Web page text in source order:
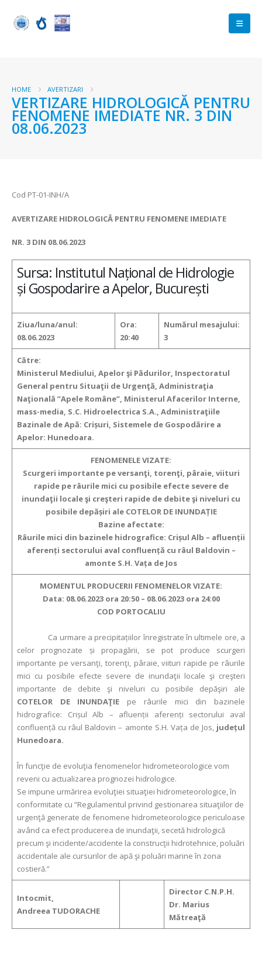
HOME AVERTIZARI
VERTIZARE HIDROLOGICĂ PENTRU
FENOMENE IMEDIATE NR. 3 DIN
08.06.2023
Cod PT-01-INH/A
AVERTIZARE HIDROLOGICĂ PENTRU FENOMENE IMEDIATE
NR. 3 DIN 08.06.2023
Sursa: Institutul Național de Hidrologie
și Gospodarire a Apelor, București
Ziua/luna/anul:
08.06.2023
Ora:
20:40
Numărul mesajului:
3
Către:
Ministerul Mediului, Apelor şi Pădurilor, Inspectoratul
General pentru Situaţii de Urgenţă, Administraţia
Naţională ”Apele Române”, Ministerul Afacerilor Interne,
mass-media, S.C. Hidroelectrica S.A., Administraţiile
Bazinale de Apă: Crișuri, Sistemele de Gospodărire a
Apelor: Hunedoara.
FENOMENELE VIZATE:
Scurgeri importante pe versanţi, torenţi, pâraie, viituri
rapide pe râurile mici cu posibile efecte severe de
inundaţii locale şi creşteri rapide de debite şi niveluri cu
posibile depășiri ale COTELOR DE INUNDAȚIE
Bazine afectate:
Râurile mici din bazinele hidrografice: Crișul Alb – afluenții
aferenți sectorului aval confluență cu râul Baldovin –
amonte S.H. Vața de Jos
MOMENTUL PRODUCERII FENOMENELOR VIZATE:
Data: 08.06.2023 ora 20:50 – 08.06.2023 ora 24:00
COD PORTOCALIU
Ca urmare a precipitațiilor înregistrate în ultimele ore, a
celor prognozate și propagării, se pot produce scurgeri
importante pe versanţi, torenţi, pâraie, viituri rapide pe râurile
mici cu posibile efecte severe de inundaţii locale şi creşteri
importante de debite şi niveluri cu posibile depăşiri ale
COTELOR DE INUNDAŢIE pe râurile mici din bazinele
hidrografice: Crișul Alb – afluenții aferenți sectorului aval
confluență cu râul Baldovin – amonte S.H. Vața de Jos,județul
Hunedoara.
În funcţie de evoluţia fenomenelor hidrometeorologice vom
reveni cu actualizarea prognozei hidrologice.
Se impune urmărirea evoluţiei situaţiei hidrometeorologice, în
conformitate cu ”Regulamentul privind gestionarea situaţiilor de
urgenţă generate de fenomene hidrometeorologice periculoase
având ca efect producerea de inundaţii, secetă hidrologică
precum şi incidente/accidente la construcţii hidrotehnice, poluări
accidentale ale cursurilor de apă şi poluări marine în zona
costieră.”
Intocmit,
Andreea TUDORACHE
Director C.N.P.H.
Dr. Marius
Mătreaţă